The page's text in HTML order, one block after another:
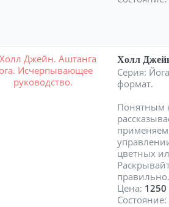
Холл
Серия:
формат.
Понятным
цветных
Цена: 1250
Состояние: